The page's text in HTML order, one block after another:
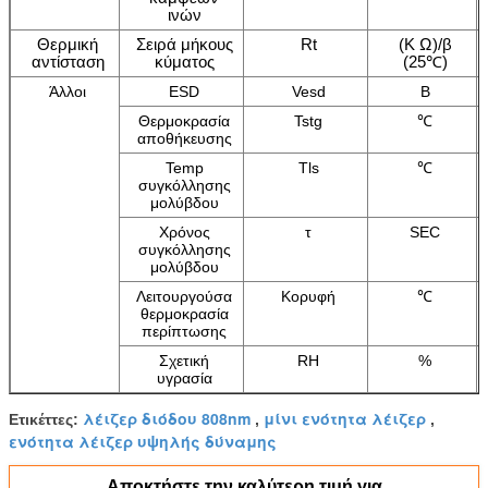
ινών
Θερμική
αντίσταση
Σειρά μήκους
κύματος
Rt
(Κ Ω)/β
(25℃)
Άλλοι ESD Vesd
Β
Θερμοκρασία
αποθήκευσης
Tstg ℃
Temp
συγκόλλησης
μολύβδου
Tls ℃
Χρόνος
συγκόλλησης
μολύβδου
τ SEC
Λειτουργούσα
θερμοκρασία
περίπτωσης
Κορυφή ℃
Σχετική
υγρασία
RH %
Ετικέττες: λέιζερ διόδου 808nm , μίνι ενότητα λέιζερ ,
ενότητα λέιζερ υψηλής δύναμης